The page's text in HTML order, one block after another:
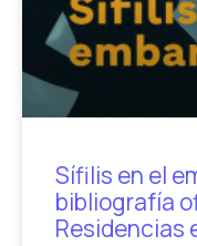
Sífilis en el
bibliografía
Residencias